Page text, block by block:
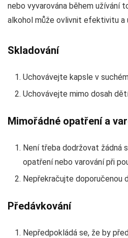
nebo vyvarována během užívání
alkohol může ovlivnit efektivitu a
Skladování
Uchovávejte kapsle v
Uchovávejte mimo dosah
Mimořádné opatření a
Není třeba dodržovat žádná
opatření nebo varování při
Nepřekračujte doporučenou
Předávkování
Nepředpokládá se, že by